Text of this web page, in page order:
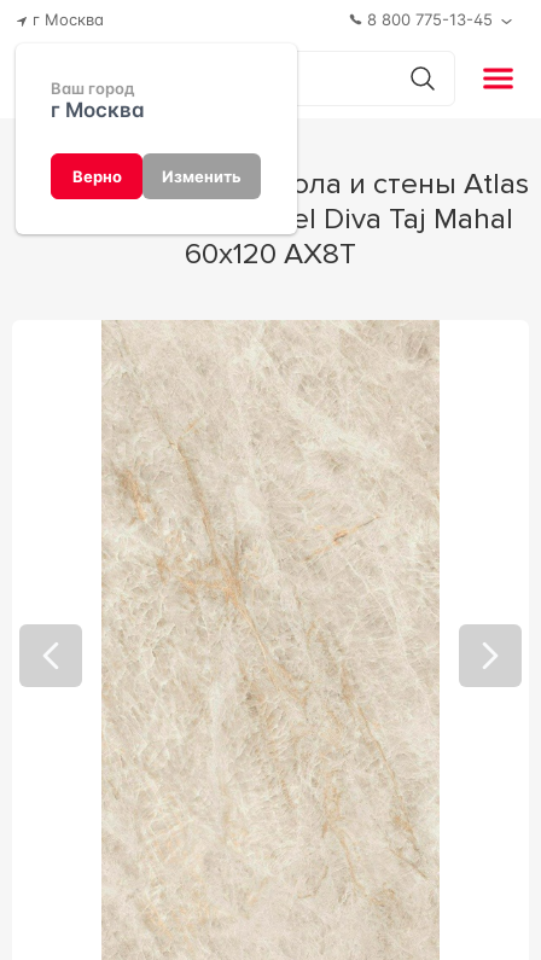
г Москва
Ваш город
г Москва
Верно Изменить
8 800 775-13-45
Concorde Italy Marvel Diva Taj Mahal
60x120 AX8T